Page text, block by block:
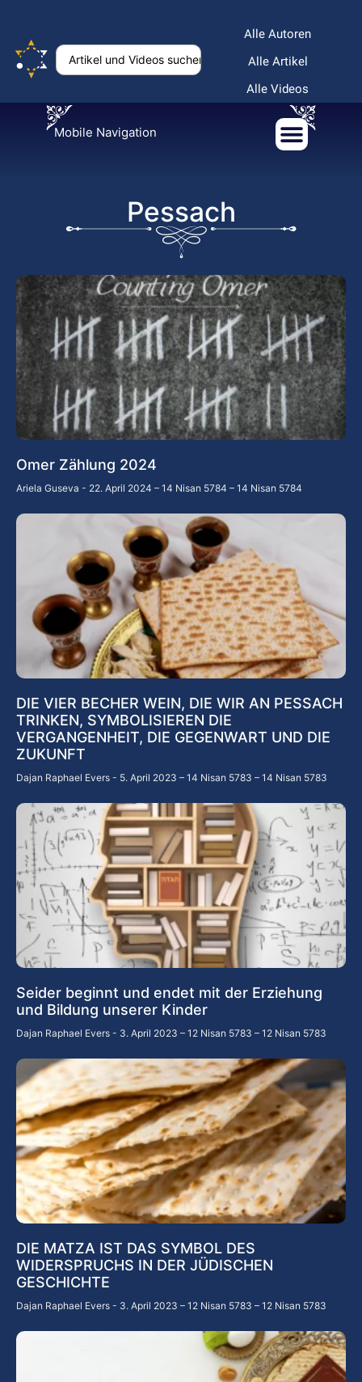
Alle Autoren
Alle Artikel
Alle Videos
Mobile Navigation
Pessach
Omer Zählung 2024
Ariela Guseva 22. April 2024 – 14 Nisan 5784 – 14 Nisan 5784
DIE VIER BECHER WEIN, DIE WIR AN PESSACH
TRINKEN, SYMBOLISIEREN DIE
VERGANGENHEIT, DIE GEGENWART UND DIE
ZUKUNFT
Dajan Raphael Evers 5. April 2023 – 14 Nisan 5783 – 14 Nisan 5783
Seider beginnt und endet mit der Erziehung
und Bildung unserer Kinder
Dajan Raphael Evers 3. April 2023 – 12 Nisan 5783 – 12 Nisan 5783
DIE MATZA IST DAS SYMBOL DES
WIDERSPRUCHS IN DER JÜDISCHEN
GESCHICHTE
Dajan Raphael Evers 3. April 2023 – 12 Nisan 5783 – 12 Nisan 5783